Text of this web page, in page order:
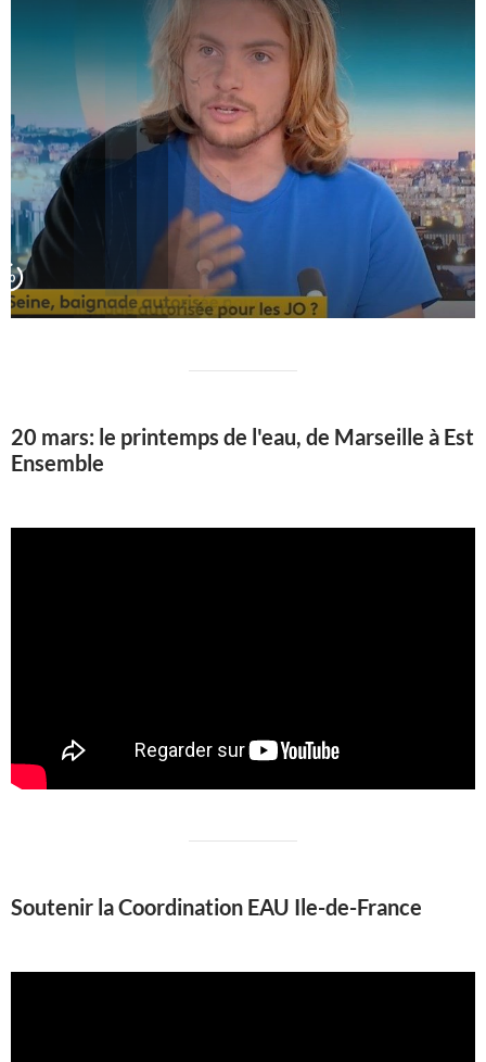
20 mars: le printemps de l'eau, de Marseille à Est
Ensemble
Soutenir la Coordination EAU Ile-de-France